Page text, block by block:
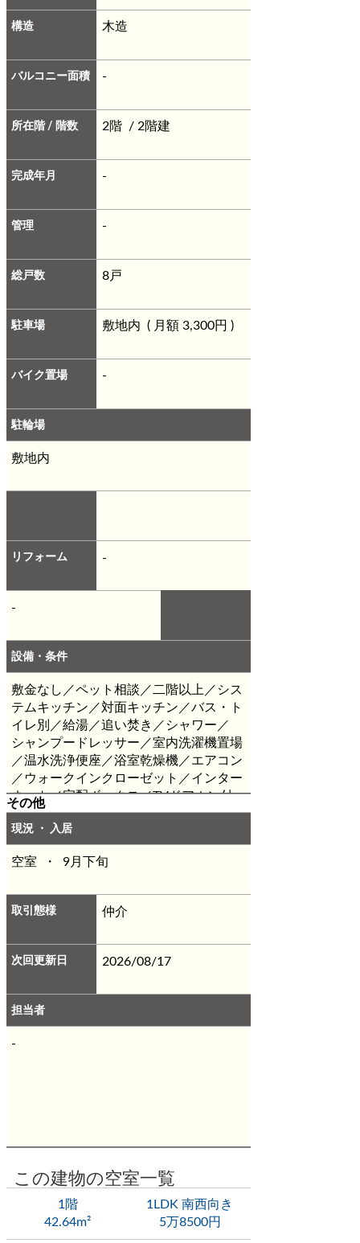
構造 木造
バルコニー面積 -
所在階 / 階数 2階 / 2階建
完成年月 -
管理 -
総戸数 8戸
駐車場 敷地内 ( 月額 3,300円 )
バイク置場 -
駐輪場
敷地内
リフォーム -
-
設備・条件
敷金なし／ペット相談／二階以上／シス
テムキッチン／対面キッチン／バス・ト
イレ別／給湯／追い焚き／シャワー／
シャンプードレッサー／室内洗濯機置場
／温水洗浄便座／浴室乾燥機／エアコン
／ウォークインクローゼット／インター
ネット／宅配ボックス／TVドアホン付
き／複層ガラス・防犯ガラス／監視・防
犯カメラ／駐車場有り／2台目駐車場／
バルコニー／フローリング／敷地内ごみ
置き場
・保証会社原則加入 保証委託料
2.5%必要。
ニング費として、￥90,000が必要となり
ン2基※宅配ボックス
その他
現況 ・ 入居
空室 ・ 9月下旬
取引態様 仲介
次回更新日 2026/08/17
担当者
-
この建物の空室一覧
1階
1LDK 南西向き
42.64m²
5万8500円